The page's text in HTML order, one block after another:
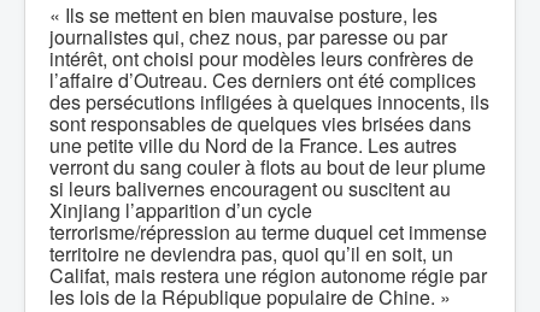
« Ils se mettent en bien mauvaise posture, les
journalistes qui, chez nous, par paresse ou par
intérêt, ont choisi pour modèles leurs confrères de
l’affaire d’Outreau. Ces derniers ont été complices
des persécutions infligées à quelques innocents, ils
sont responsables de quelques vies brisées dans
une petite ville du Nord de la France. Les autres
verront du sang couler à flots au bout de leur plume
si leurs balivernes encouragent ou suscitent au
Xinjiang l’apparition d’un cycle
terrorisme/répression au terme duquel cet immense
territoire ne deviendra pas, quoi qu’il en soit, un
Califat, mais restera une région autonome régie par
les lois de la République populaire de Chine. »